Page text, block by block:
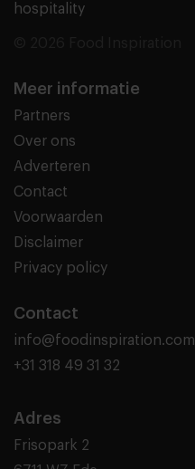
hospitality
Meer informatie
Partners
Over ons
Adverteren
Contact
Voorwaarden
Disclaimer
Privacy policy
Contact
info@foodinspiration.com
+31 318 49 31 32
Adres
Frisopark 2